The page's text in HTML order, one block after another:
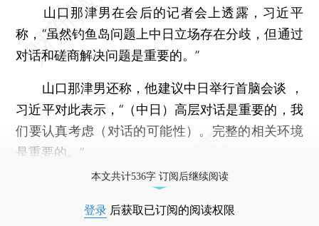
山口那津男在会后的记者会上透露，习近平
称，“虽然钓鱼岛问题上中日立场存在分歧，但通过
对话和磋商解决问题是重要的。”
山口那津男还称，他建议中日举行首脑会谈 ，
习近平对此表示，“（中日）高层对话是重要的，我
们要认真考虑（对话的可能性）。完整的相关环境
是重要的。”
本文共计536字 订阅后继续阅读
登录 后获取已订阅的阅读权限